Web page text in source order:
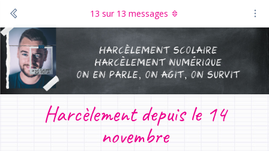
Harcèlement depuis le 14
novembre
13 sur 13 messages